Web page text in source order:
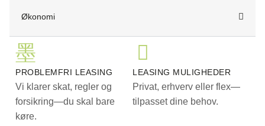
Økonomi
PROBLEMFRI LEASING
Vi klarer skat, regler og
forsikring—du skal bare
køre.
LEASING MULIGHEDER
Privat, erhverv eller flex—
tilpasset dine behov.